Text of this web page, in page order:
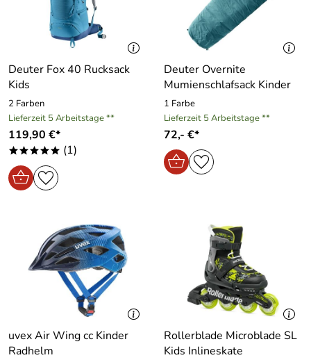
Deuter Fox 40 Rucksack
Kids
2 Farben
Lieferzeit 5 Arbeitstage **
119,90 €*
***** (1)
Deuter Overnite
Mumienschlafsack Kinder
1 Farbe
Lieferzeit 5 Arbeitstage **
72,- €*
uvex Air Wing cc Kinder
Radhelm
Rollerblade Microblade SL
Kids Inlineskate